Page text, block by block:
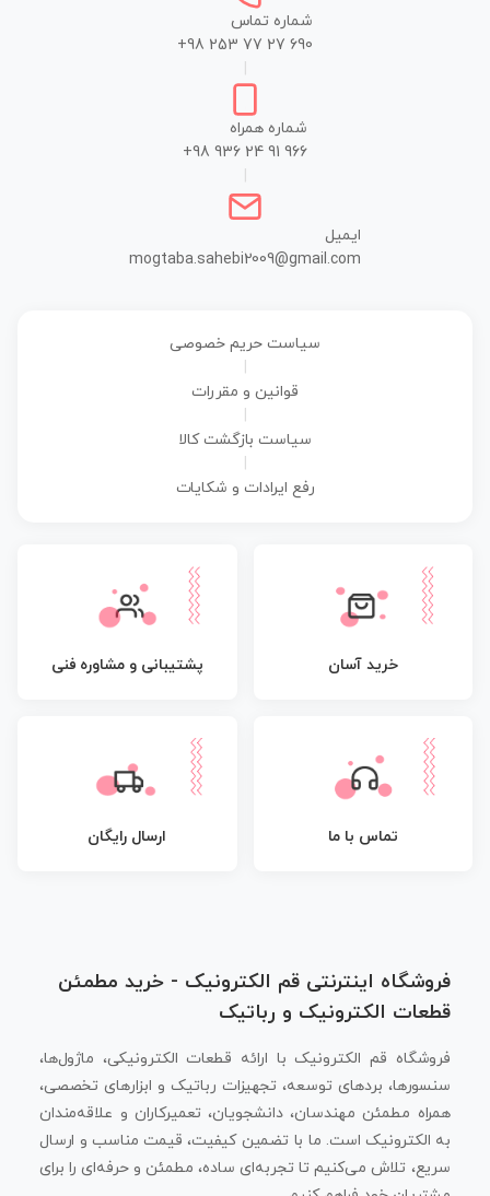
شماره تماس
+98 253 77 27 690
شماره همراه
+98 936 24 91 966
ایمیل
mogtaba.sahebi2009@gmail.com
سیاست حریم خصوصی
قوانین و مقررات
سیاست بازگشت کالا
رفع ایرادات و شکایات
خرید آسان پشتیبانی و مشاوره فنی
تماس با ما ارسال رایگان
فروشگاه اینترنتی قم الکترونیک - خرید مطمئن
قطعات الکترونیک و رباتیک
فروشگاه قم الکترونیک با ارائه قطعات الکترونیکی، ماژول‌ها،
سنسورها، بردهای توسعه، تجهیزات رباتیک و ابزارهای تخصصی،
همراه مطمئن مهندسان، دانشجویان، تعمیرکاران و علاقه‌مندان
به الکترونیک است. ما با تضمین کیفیت، قیمت مناسب و ارسال
سریع، تلاش می‌کنیم تا تجربه‌ای ساده، مطمئن و حرفه‌ای را برای